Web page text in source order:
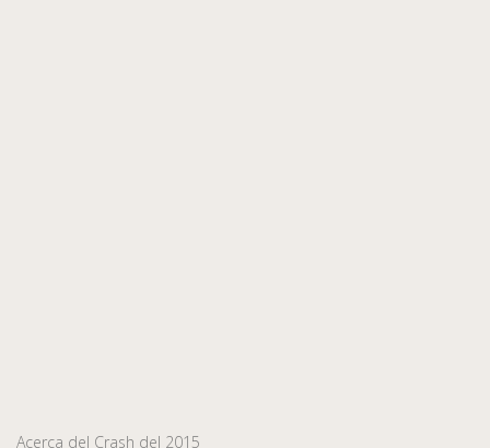
Acerca del Crash del 2015